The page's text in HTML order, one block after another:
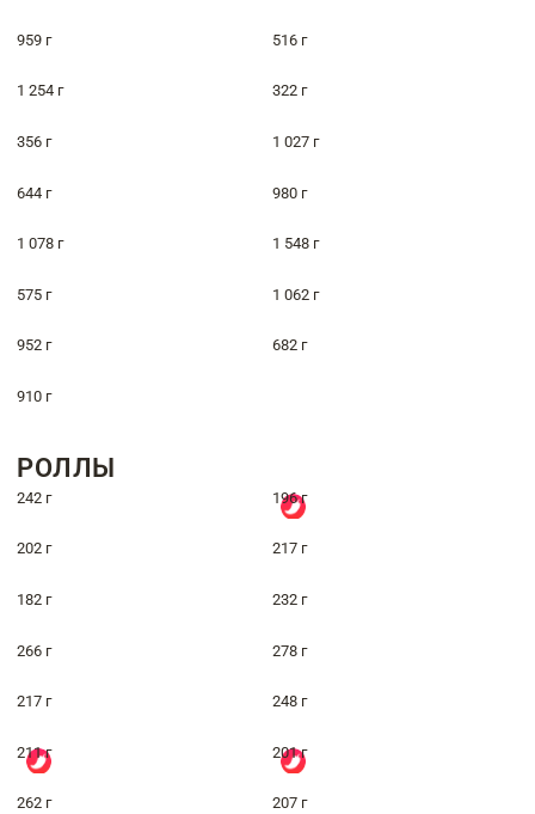
959 г 516 г
1 254 г 322 г
356 г 1 027 г
644 г 980 г
1 078 г 1 548 г
575 г 1 062 г
952 г 682 г
910 г
РОЛЛЫ
242 г 196 г
202 г 217 г
182 г 232 г
266 г 278 г
217 г 248 г
211 г 201 г
262 г 207 г